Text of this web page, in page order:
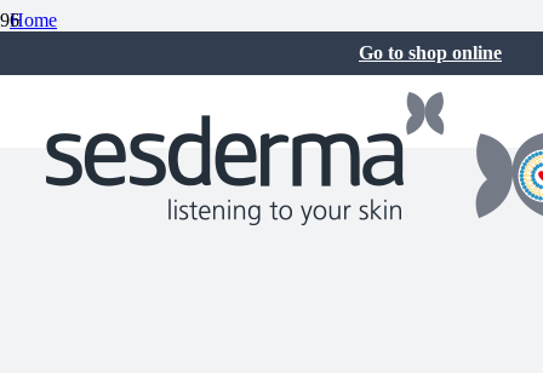
Go to shop online
Home
Crema para estrías: cómo reducirlas y prevenir su aparición en 2025